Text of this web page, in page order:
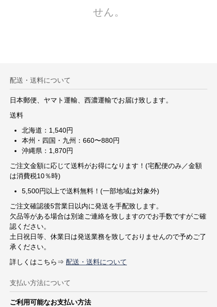
せん。
配送・送料について
日本郵便、ヤマト運輸、西濃運輸でお届け致します。
送料
北海道：1,540円
本州・四国・九州：660〜880円
沖縄県：1,870円
ご注文金額に応じて送料がお得になります！(宅配便のみ／金額
は消費税10％時)
5,500円以上で送料無料！(一部地域は対象外)
ご注文確認後5営業日以内に発送を手配致します。
欠品等がある場合は別途ご連絡を致しますのでお手数ですがご確
認ください。
土日祝日等、休業日は発送業務を致しておりませんので予めご了
承ください。
詳しくはこちら⇒ 配送・送料について
支払い方法について
ご利用可能なお支払い方法